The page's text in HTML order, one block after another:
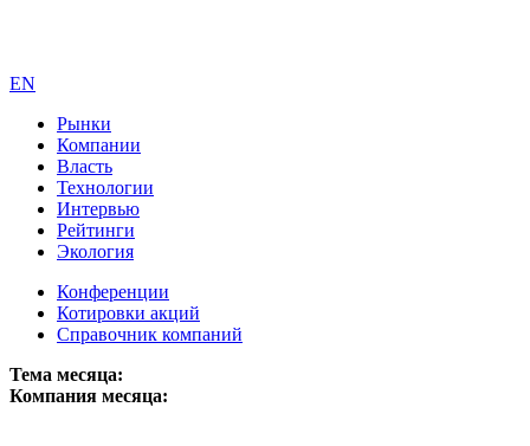
EN
Рынки
Компании
Власть
Технологии
Интервью
Рейтинги
Экология
Конференции
Котировки акций
Справочник компаний
Тема месяца:
Компания месяца: